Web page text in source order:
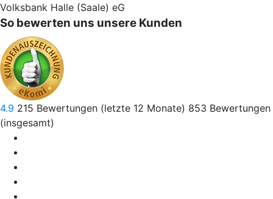
Volksbank Halle (Saale) eG
So bewerten uns unsere Kunden
4.9 215 Bewertungen (letzte 12 Monate) 853 Bewertungen
(insgesamt)